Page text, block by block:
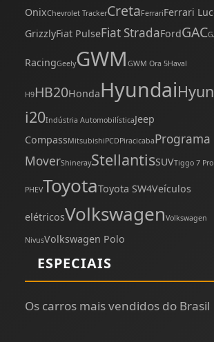
OnixChevrolet TrackerCretaFerrariFerrari
GrizzlyFiat PulseFiat StradaFordGAC
RacingGeelyGWM GWM Ora 5Haval
H9HB20HondaHyundai
i20Indústria AutomobilísticaJeep
CompassMitsubishiPCDPiracicabaPrograma
MoverShinerayStellantisSUVTiggo 7 Pro
PHEVToyotaToyota SW4Veículos
elétricosVolkswagenVolkswagen
NivusVolkswagen Polo
ESPECIAIS
Os carros mais vendidos do Brasil